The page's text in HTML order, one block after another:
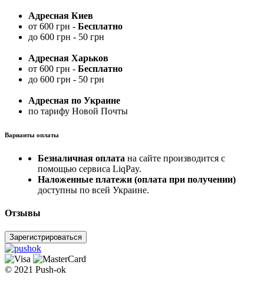
Адресная Киев
от 600 грн - Бесплатно
до 600 грн - 50 грн
Адресная Харьков
от 600 грн - Бесплатно
до 600 грн - 50 грн
Адресная по Украине
по тарифу Новой Почты
Варианты оплаты
Безналичная оплата на сайте производится с
помощью сервиса LiqPay.
Наложенные платежи (оплата при получении)
доступны по всей Украине.
Отзывы
Зарегистрироваться
© 2021 Push-ok